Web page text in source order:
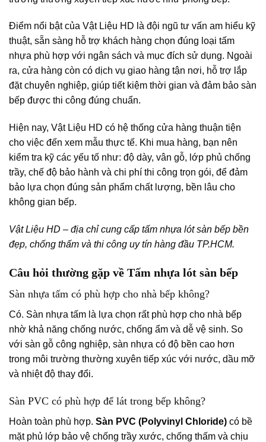
Điểm nổi bật của Vật Liệu HD là đội ngũ tư vấn am hiểu kỹ
thuật, sẵn sàng hỗ trợ khách hàng chọn đúng loại tấm
nhựa phù hợp với ngân sách và mục đích sử dụng. Ngoài
ra, cửa hàng còn có dịch vụ giao hàng tận nơi, hỗ trợ lắp
đặt chuyên nghiệp, giúp tiết kiệm thời gian và đảm bảo sàn
bếp được thi công đúng chuẩn.
Hiện nay, Vật Liệu HD có hệ thống cửa hàng thuận tiện
cho việc đến xem mẫu thực tế. Khi mua hàng, bạn nên
kiểm tra kỹ các yếu tố như: độ dày, vân gỗ, lớp phủ chống
trầy, chế độ bảo hành và chi phí thi công trọn gói, để đảm
bảo lựa chọn đúng sản phẩm chất lượng, bền lâu cho
không gian bếp.
Vật Liệu HD – địa chỉ cung cấp tấm nhựa lót sàn bếp bền
đẹp, chống thấm và thi công uy tín hàng đầu TP.HCM.
Câu hỏi thường gặp về Tấm nhựa lót sàn bếp
Sàn nhựa tấm có phù hợp cho nhà bếp không?
Có. Sàn nhựa tấm là lựa chọn rất phù hợp cho nhà bếp
nhờ khả năng chống nước, chống ẩm và dễ vệ sinh. So
với sàn gỗ công nghiệp, sàn nhựa có độ bền cao hơn
trong môi trường thường xuyên tiếp xúc với nước, dầu mỡ
và nhiệt độ thay đổi.
Sàn PVC có phù hợp để lát trong bếp không?
Hoàn toàn phù hợp. Sàn PVC (Polyvinyl Chloride) có bề
mặt phủ lớp bảo vệ chống trầy xước, chống thấm và chịu